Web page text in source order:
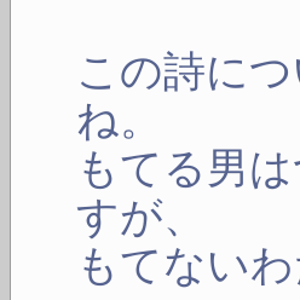
この詩に
ね。
もてる男
すが、
もてない